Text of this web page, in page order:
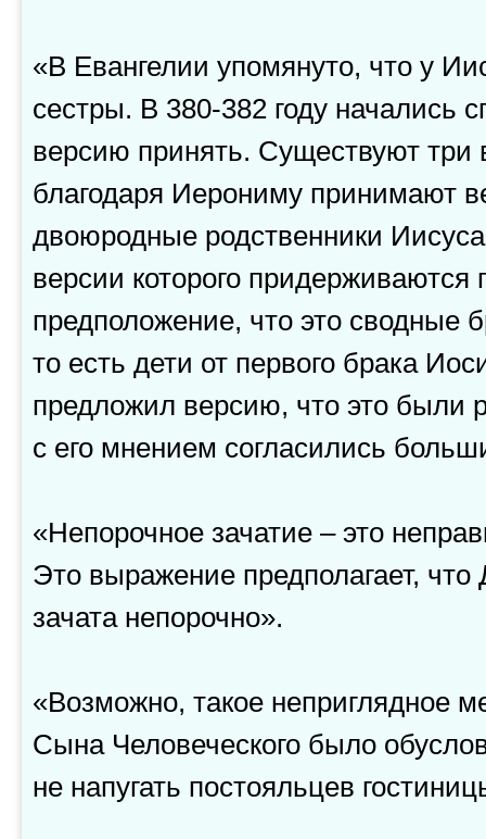
«В Евангелии упомянуто, что у
сестры. В 380-382 году начались
версию принять. Существуют три
благодаря Иерониму принимают
двоюродные родственники
версии которого
предположение, что это сводные
то есть дети от первого брака
предложил версию, что это были
с его мнением согласились
«Непорочное зачатие – это
Это выражение предполагает,
зачата непорочно».
«Возможно, такое неприглядное
Сына Человеческого было
не напугать постояльцев